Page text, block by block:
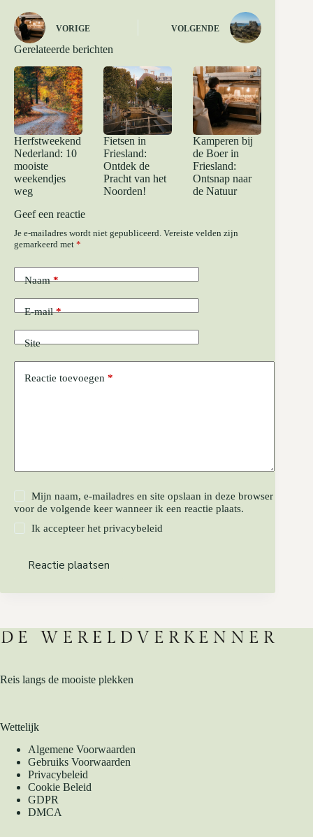
VORIGE VOLGENDE
Gerelateerde berichten
Herfstweekend
Nederland: 10
mooiste
weekendjes
weg
Fietsen in
Friesland:
Ontdek de
Pracht van het
Noorden!
Kamperen bij
de Boer in
Friesland:
Ontsnap naar
de Natuur
Geef een reactie
Je e-mailadres wordt niet gepubliceerd. Vereiste velden zijn
gemarkeerd met *
Naam*
E-mail*
Site
Reactie toevoegen *
Mijn naam, e-mailadres en site opslaan in deze browser
voor de volgende keer wanneer ik een reactie plaats.
Ik accepteer hetprivacybeleid
Reactie plaatsen
Reis langs de mooiste plekken
Wettelijk
Algemene Voorwaarden
Gebruiks Voorwaarden
Privacybeleid
Cookie Beleid
GDPR
DMCA